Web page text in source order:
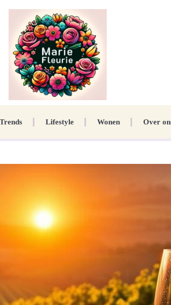
Trends Lifestyle Wonen Over